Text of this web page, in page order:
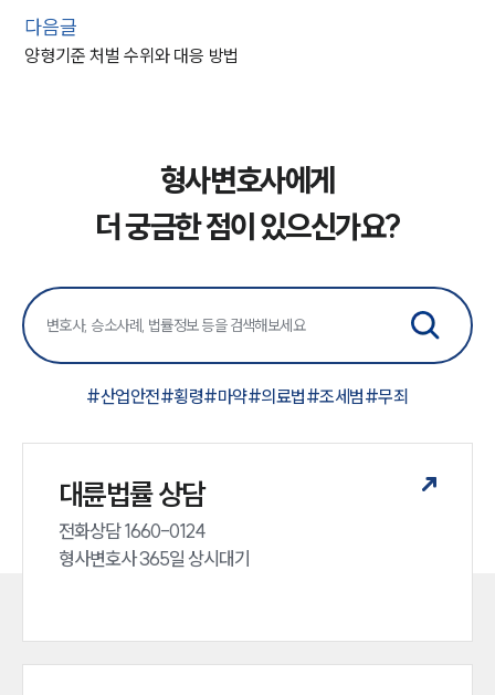
다음글
양형기준 처벌 수위와 대응 방법
형사변호사에게
더 궁금한 점이 있으신가요?
#산업안전#횡령#마약#의료법#조세범#무죄
대륜법률 상담
전화상담 1660-0124
형사변호사 365일 상시대기